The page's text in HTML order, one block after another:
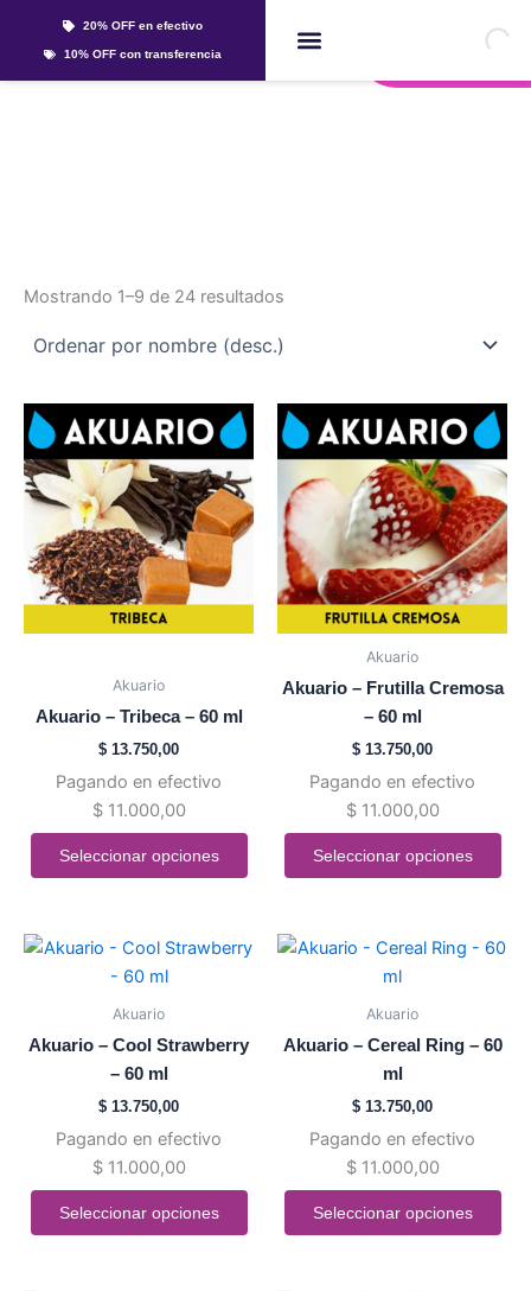
20% OFF en efectivo
10% OFF con transferencia Whatsapp
Mostrando 1–9 de 24 resultados
Akuario
Akuario – Tribeca – 60 ml
$ 13.750,00
Pagando en efectivo
$11.000,00
Seleccionar opciones
Este
producto
tiene
múltiples
variantes.
Las
opciones
se
página
de
producto
Akuario
Akuario – Frutilla Cremosa
– 60 ml
$ 13.750,00
Pagando en efectivo
$11.000,00
Seleccionar opciones
Este
producto
tiene
múltiples
variantes.
Las
opciones
se
página
de
producto
Akuario
Akuario – Cool Strawberry
– 60 ml
$ 13.750,00
Pagando en efectivo
$11.000,00
Seleccionar opciones
Este
producto
tiene
opciones
se
pueden
en
Akuario
Akuario – Cereal Ring – 60
ml
$ 13.750,00
Pagando en efectivo
$11.000,00
Seleccionar opciones
Este
producto
tiene
variantes.
opciones
se
pueden
en